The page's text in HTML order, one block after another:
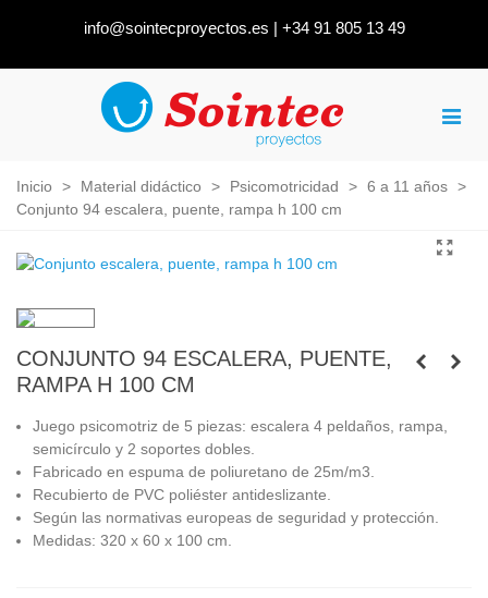
info@sointecproyectos.es | +34 91 805 13 49
Inicio > Material didáctico > Psicomotricidad > 6 a 11 años >
Conjunto 94 escalera, puente, rampa h 100 cm
CONJUNTO 94 ESCALERA, PUENTE,
RAMPA H 100 CM
Juego psicomotriz de 5 piezas: escalera 4 peldaños, rampa,
semicírculo y 2 soportes dobles.
Fabricado en espuma de poliuretano de 25m/m3.
Recubierto de PVC poliéster antideslizante.
Según las normativas europeas de seguridad y protección.
Medidas: 320 x 60 x 100 cm.